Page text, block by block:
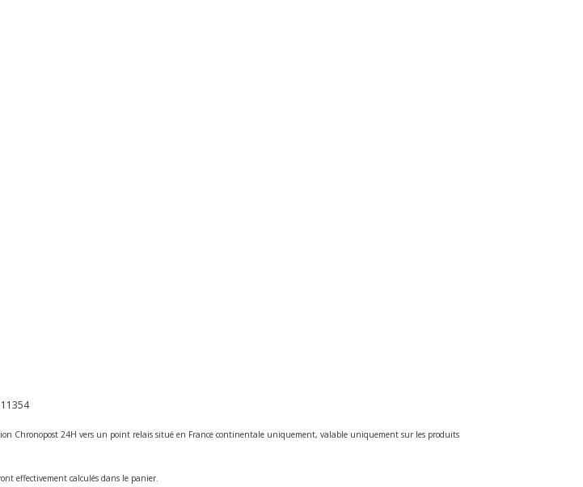
Chronopost 24H vers un point relais situé en France continentale uniquement, valable uniquement sur les produits
effectivement calculés dans le panier.